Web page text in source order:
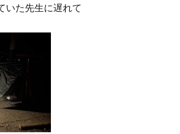
いた先生に遅れて